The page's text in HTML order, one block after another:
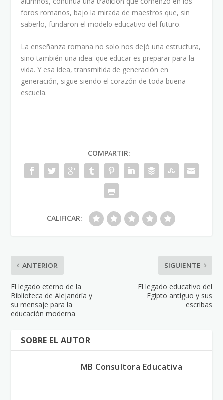
foros romanos, bajo la mirada de maestros que, sin
saberlo, fundaron el modelo educativo del futuro.
La enseñanza romana no solo nos dejó una estructura,
sino también una idea: que educar es preparar para la
vida. Y esa idea, transmitida de generación en
generación, sigue siendo el corazón de toda buena
escuela.
COMPARTIR:
CALIFICAR:
ANTERIOR
El legado eterno de la
Biblioteca de Alejandría y
su mensaje para la
educación moderna
SIGUIENTE
El legado educativo del
Egipto antiguo y sus
escribas
SOBRE EL AUTOR
MB Consultora Educativa